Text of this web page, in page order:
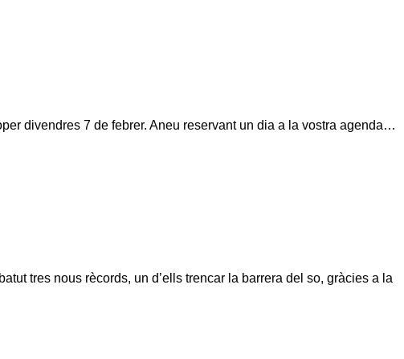
divendres 7 de febrer. Aneu reservant un dia a la vostra agenda…
tres nous rècords, un d’ells trencar la barrera del so, gràcies a la